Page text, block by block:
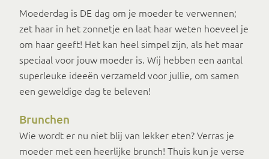
Moederdag is DE dag om je moeder te verwennen;
zet haar in het zonnetje en laat haar weten hoeveel je
om haar geeft! Het kan heel simpel zijn, als het maar
speciaal voor jouw moeder is. Wij hebben een aantal
superleuke ideeën verzameld voor jullie, om samen
een geweldige dag te beleven!
Brunchen
Wie wordt er nu niet blij van lekker eten? Verras je
moeder met een heerlijke brunch! Thuis kun je verse